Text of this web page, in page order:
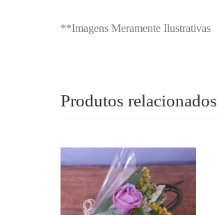
**Imagens Meramente Ilustrativas
Produtos relacionados